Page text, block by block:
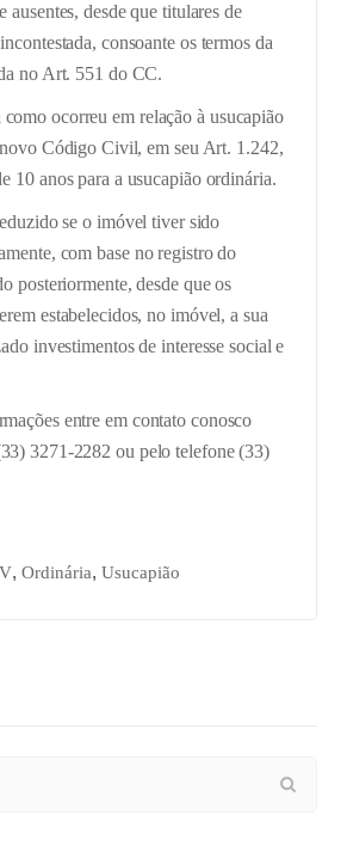
ausentes, desde que titulares de
consoante os termos da
no Art. 551 do CC.
ocorreu em relação à usucapião
Código Civil, em seu Art. 1.242,
10 anos para a usucapião ordinária.
se o imóvel tiver sido
com base no registro do
posteriormente, desde que os
estabelecidos, no imóvel, a sua
investimentos de interesse social e
entre em contato conosco
3271-2282 ou pelo telefone (33)
, Ordinária, Usucapião